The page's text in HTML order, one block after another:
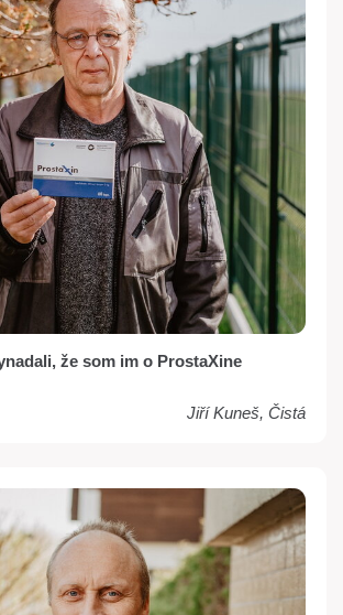
že som im o ProstaXine
Jiří Kuneš, Čistá